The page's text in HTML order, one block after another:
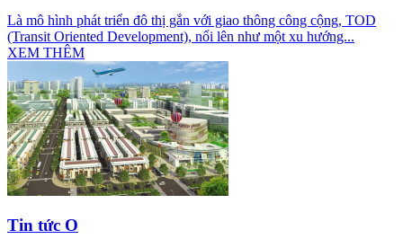
Là mô hình phát triển đô thị gắn với giao thông công cộng, TOD
(Transit Oriented Development), nổi lên như một xu hướng...
XEM THÊM
Tin tức O